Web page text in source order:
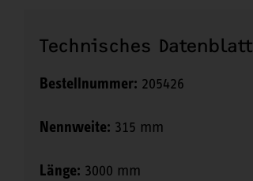
Technisches Datenblatt
Bestellnummer: 205426
Nennweite: 315 mm
Länge: 3000 mm